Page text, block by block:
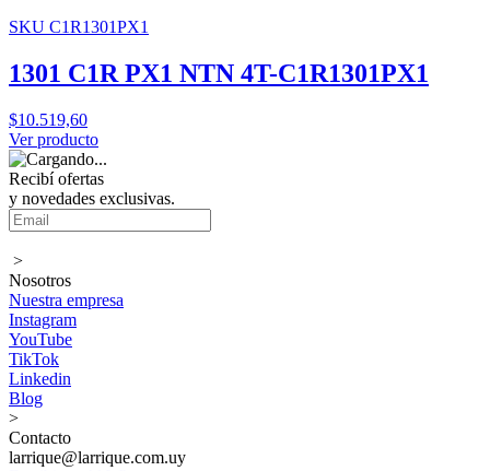
SKU C1R1301PX1
1301 C1R PX1 NTN 4T-C1R1301PX1
$10.519,60
Ver producto
Recibí ofertas
y novedades exclusivas.
>
Nosotros
Nuestra empresa
Instagram
YouTube
TikTok
Linkedin
Blog
>
Contacto
larrique@larrique.com.uy